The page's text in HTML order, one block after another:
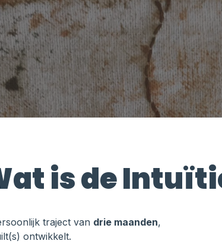
is de
traject van drie maanden,
ontwikkelt.